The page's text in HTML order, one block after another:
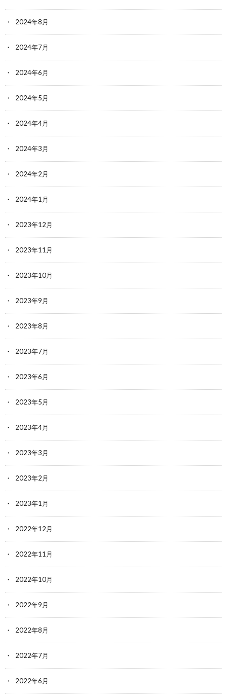
2024年8月
2024年7月
2024年6月
2024年5月
2024年4月
2024年3月
2024年2月
2024年1月
2023年12月
2023年11月
2023年10月
2023年9月
2023年8月
2023年7月
2023年6月
2023年5月
2023年4月
2023年3月
2023年2月
2023年1月
2022年12月
2022年11月
2022年10月
2022年9月
2022年8月
2022年7月
2022年6月